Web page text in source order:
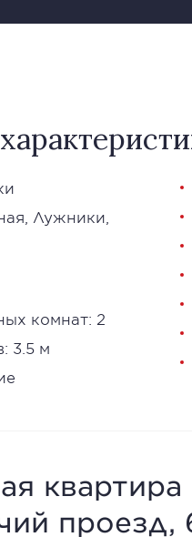
Лужники
комнат: 2
3.5 м
квартира
проезд,